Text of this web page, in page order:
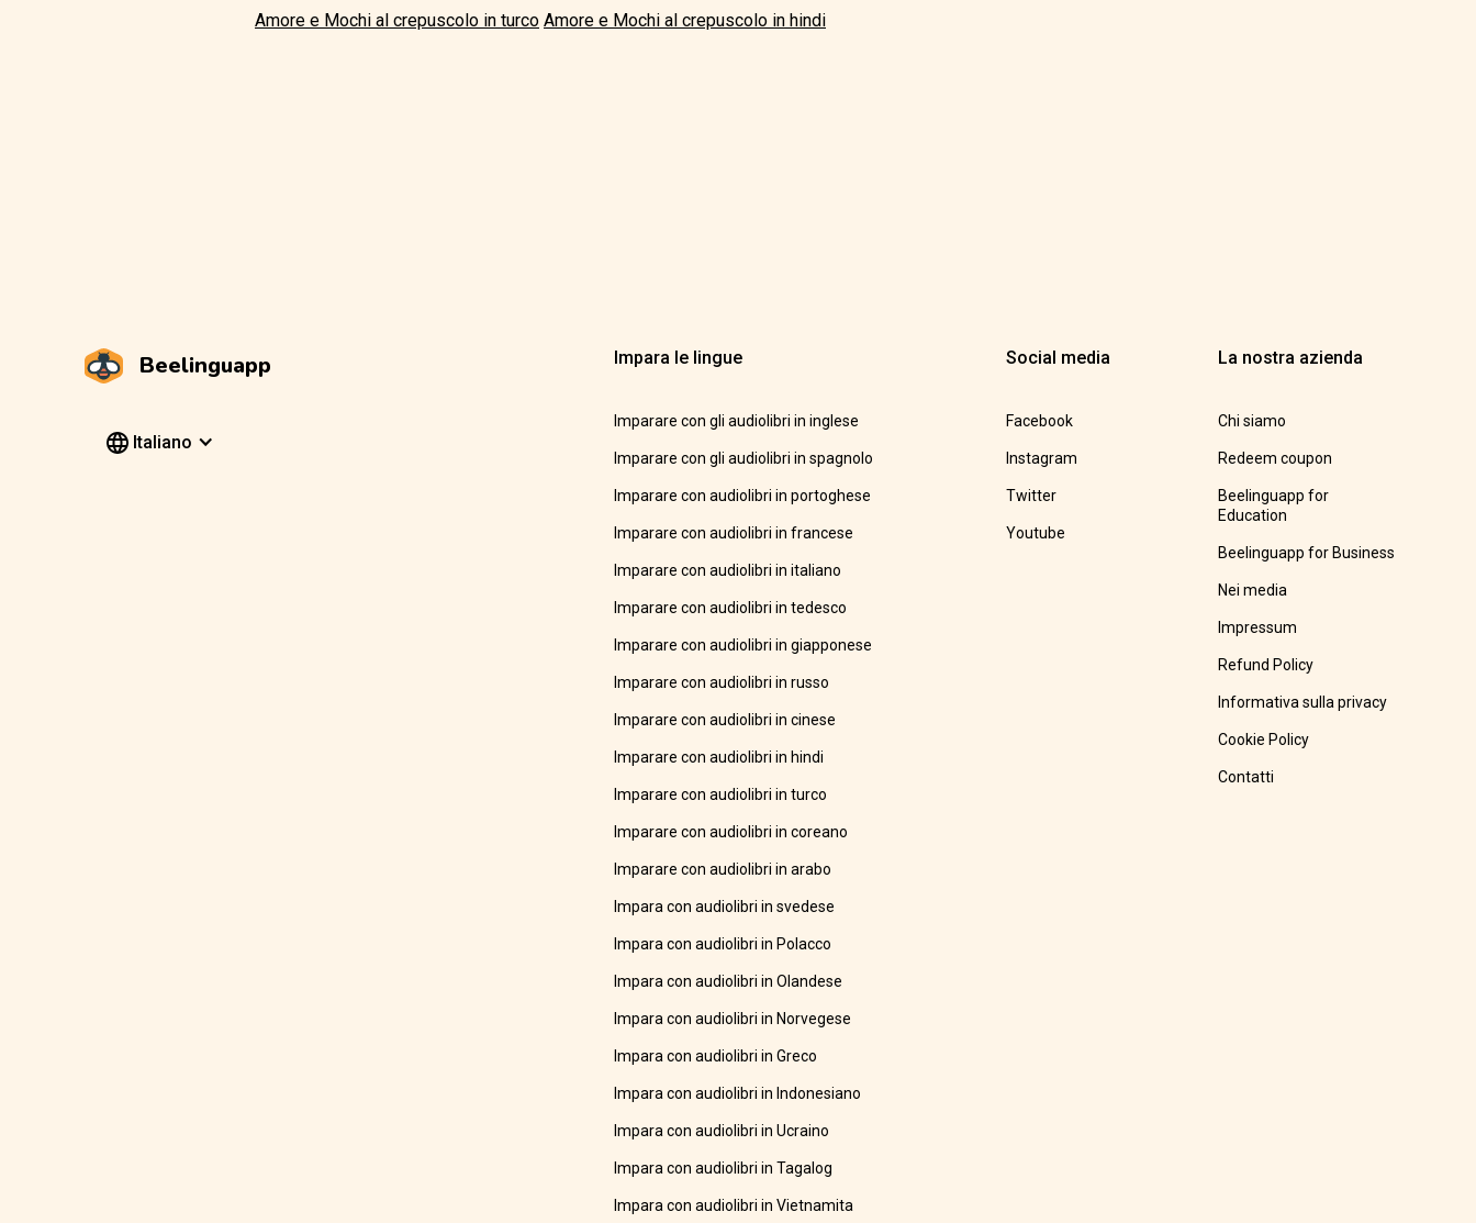
Amore e Mochi al crepuscolo in turco Amore e Mochi al crepuscolo in hindi
Beelinguapp
Italiano
Impara le lingue
Imparare con gli audiolibri in inglese
Imparare con gli audiolibri in spagnolo
Imparare con audiolibri in portoghese
Imparare con audiolibri in francese
Imparare con audiolibri in italiano
Imparare con audiolibri in tedesco
Imparare con audiolibri in giapponese
Imparare con audiolibri in russo
Imparare con audiolibri in cinese
Imparare con audiolibri in hindi
Imparare con audiolibri in turco
Imparare con audiolibri in coreano
Imparare con audiolibri in arabo
Impara con audiolibri in svedese
Impara con audiolibri in Polacco
Impara con audiolibri in Olandese
Impara con audiolibri in Norvegese
Impara con audiolibri in Greco
Impara con audiolibri in Indonesiano
Impara con audiolibri in Ucraino
Impara con audiolibri in Tagalog
Impara con audiolibri in Vietnamita
Social media
Facebook
Instagram
Twitter
Youtube
La nostra azienda
Chi siamo
Redeem coupon
Beelinguapp for
Education
Beelinguapp for Business
Nei media
Impressum
Refund Policy
Informativa sulla privacy
Cookie Policy
Contatti